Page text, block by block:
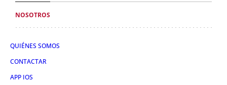
NOSOTROS
QUIÉNES SOMOS
CONTACTAR
APP IOS